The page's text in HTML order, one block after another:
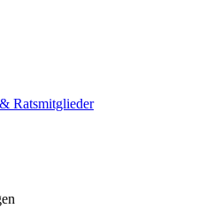
Ratsmitglieder